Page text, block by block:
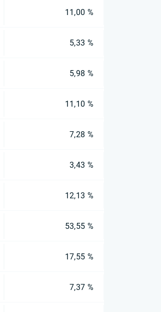
11,00 %
5,33 %
5,98 %
11,10 %
7,28 %
3,43 %
12,13 %
53,55 %
17,55 %
7,37 %